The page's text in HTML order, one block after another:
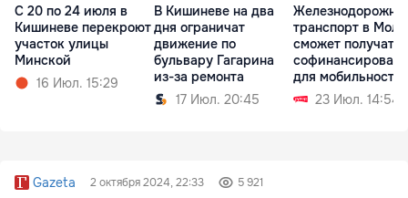
С 20 по 24 июля в
Кишиневе перекроют
участок улицы
Минской
16 Июл. 15:29
В Кишиневе на два
дня ограничат
движение по
бульвару Гагарина
из-за ремонта
17 Июл. 20:45
транспорт в
сможет получать
для мобильности
23 Июл. 14:54
Gazeta 2 октября 2024, 22:33 5 921